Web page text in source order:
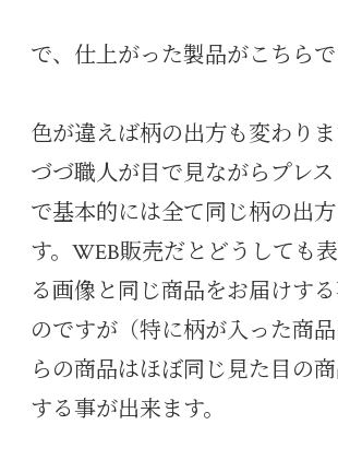
で、仕上がった製品がこちらで
色が違えば柄の出方も変わり
づづ職人が目で見ながらプレ
で基本的には全て同じ柄の出
す。WEB販売だとどうしても
る画像と同じ商品をお届けす
のですが（特に柄が入った商
らの商品はほぼ同じ見た目の
する事が出来ます。